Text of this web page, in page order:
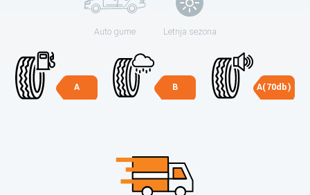
Auto gume Letnja sezona
A B A(70db)